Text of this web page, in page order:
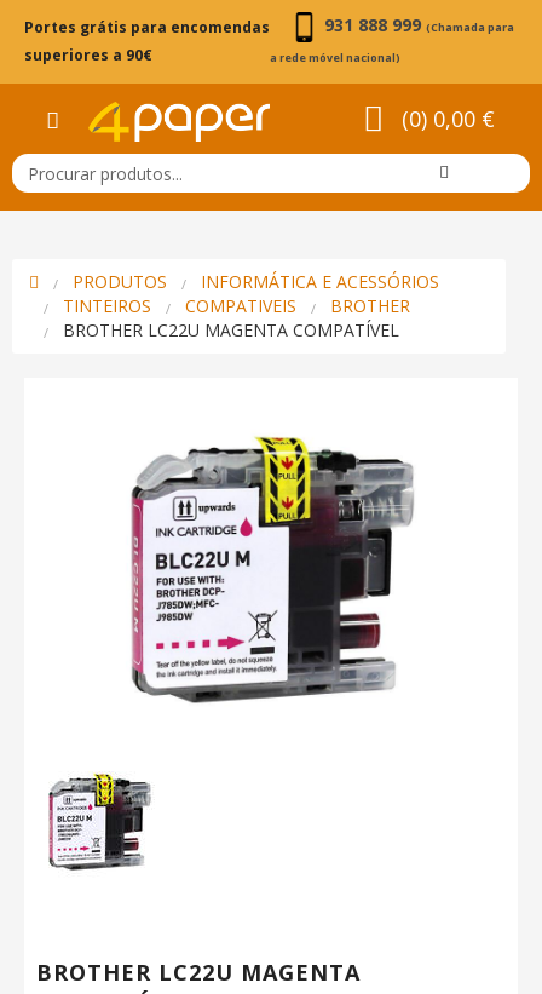
Portes grátis para encomendas
superiores a 90€
931 888 999 (Chamada para
a rede móvel nacional)
(0) 0,00 €
PRODUTOS
INFORMÁTICA E ACESSÓRIOS
TINTEIROS
COMPATIVEIS
BROTHER
BROTHER LC22U MAGENTA COMPATÍVEL
BROTHER LC22U MAGENTA